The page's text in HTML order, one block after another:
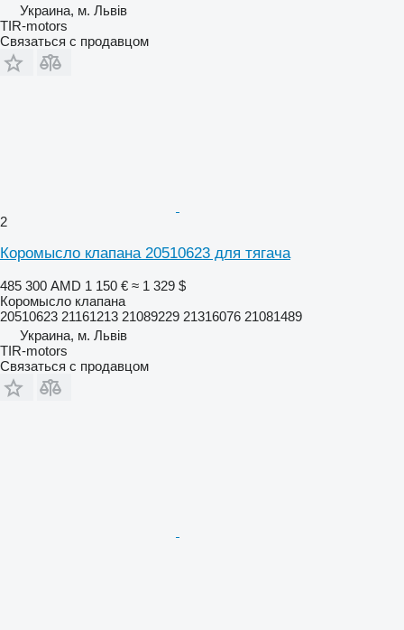
Украина, м. Львів
TIR-motors
Связаться с продавцом
2
Коромысло клапана 20510623 для тягача
485 300 AMD 1 150 € ≈ 1 329 $
Коромысло клапана
20510623 21161213 21089229 21316076 21081489
Украина, м. Львів
TIR-motors
Связаться с продавцом